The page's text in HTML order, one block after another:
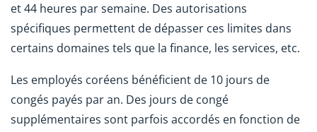
et 44 heures par semaine. Des autorisations
spécifiques permettent de dépasser ces limites dans
certains domaines tels que la finance, les services, etc.
Les employés coréens bénéficient de 10 jours de
congés payés par an. Des jours de congé
supplémentaires sont parfois accordés en fonction de